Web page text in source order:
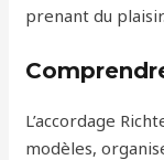
prenant du plaisir.
L’accordage
modèles,